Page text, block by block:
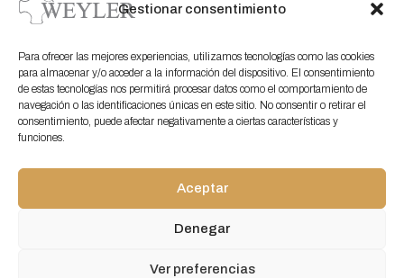
Gestionar consentimiento
Para ofrecer las mejores experiencias, utilizamos tecnologías como las cookies
para almacenar y/o acceder a la información del dispositivo. El consentimiento
de estas tecnologías nos permitirá procesar datos como el comportamiento de
navegación o las identificaciones únicas en este sitio. No consentir o retirar el
consentimiento, puede afectar negativamente a ciertas características y
funciones.
Aceptar
Denegar
Ver preferencias
Servicios de podología, estudios biomecánicos y
cirugía M.I.S especializada en Santa Cruz de Tenerife